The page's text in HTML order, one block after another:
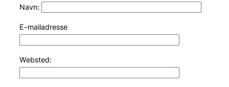
Navn:
E-mailadresse
Websted: